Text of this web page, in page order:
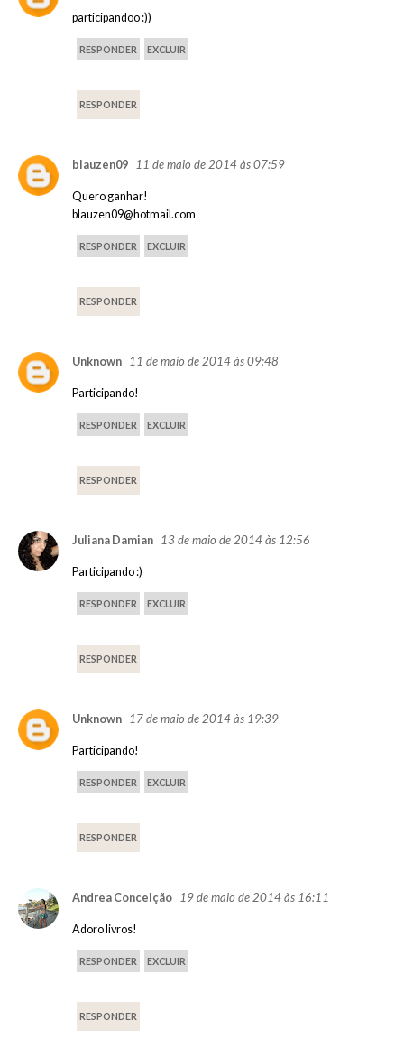
participandoo :))
RESPONDER EXCLUIR
RESPONDER
blauzen09 11 de maio de 2014 às 07:59
Quero ganhar!
blauzen09@hotmail.com
RESPONDER EXCLUIR
RESPONDER
Unknown 11 de maio de 2014 às 09:48
Participando!
RESPONDER EXCLUIR
RESPONDER
Juliana Damian 13 de maio de 2014 às 12:56
Participando :)
RESPONDER EXCLUIR
RESPONDER
Unknown 17 de maio de 2014 às 19:39
Participando!
RESPONDER EXCLUIR
RESPONDER
Andrea Conceição 19 de maio de 2014 às 16:11
Adoro livros!
RESPONDER EXCLUIR
RESPONDER